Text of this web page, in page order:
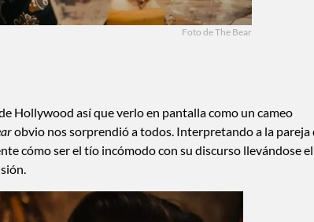
Foto de The Bear
Hollywood así que verlo en pantalla como un cameo
obvio nos sorprendió a todos. Interpretando a la pareja
cómo ser el tío incómodo con su discurso llevándose el